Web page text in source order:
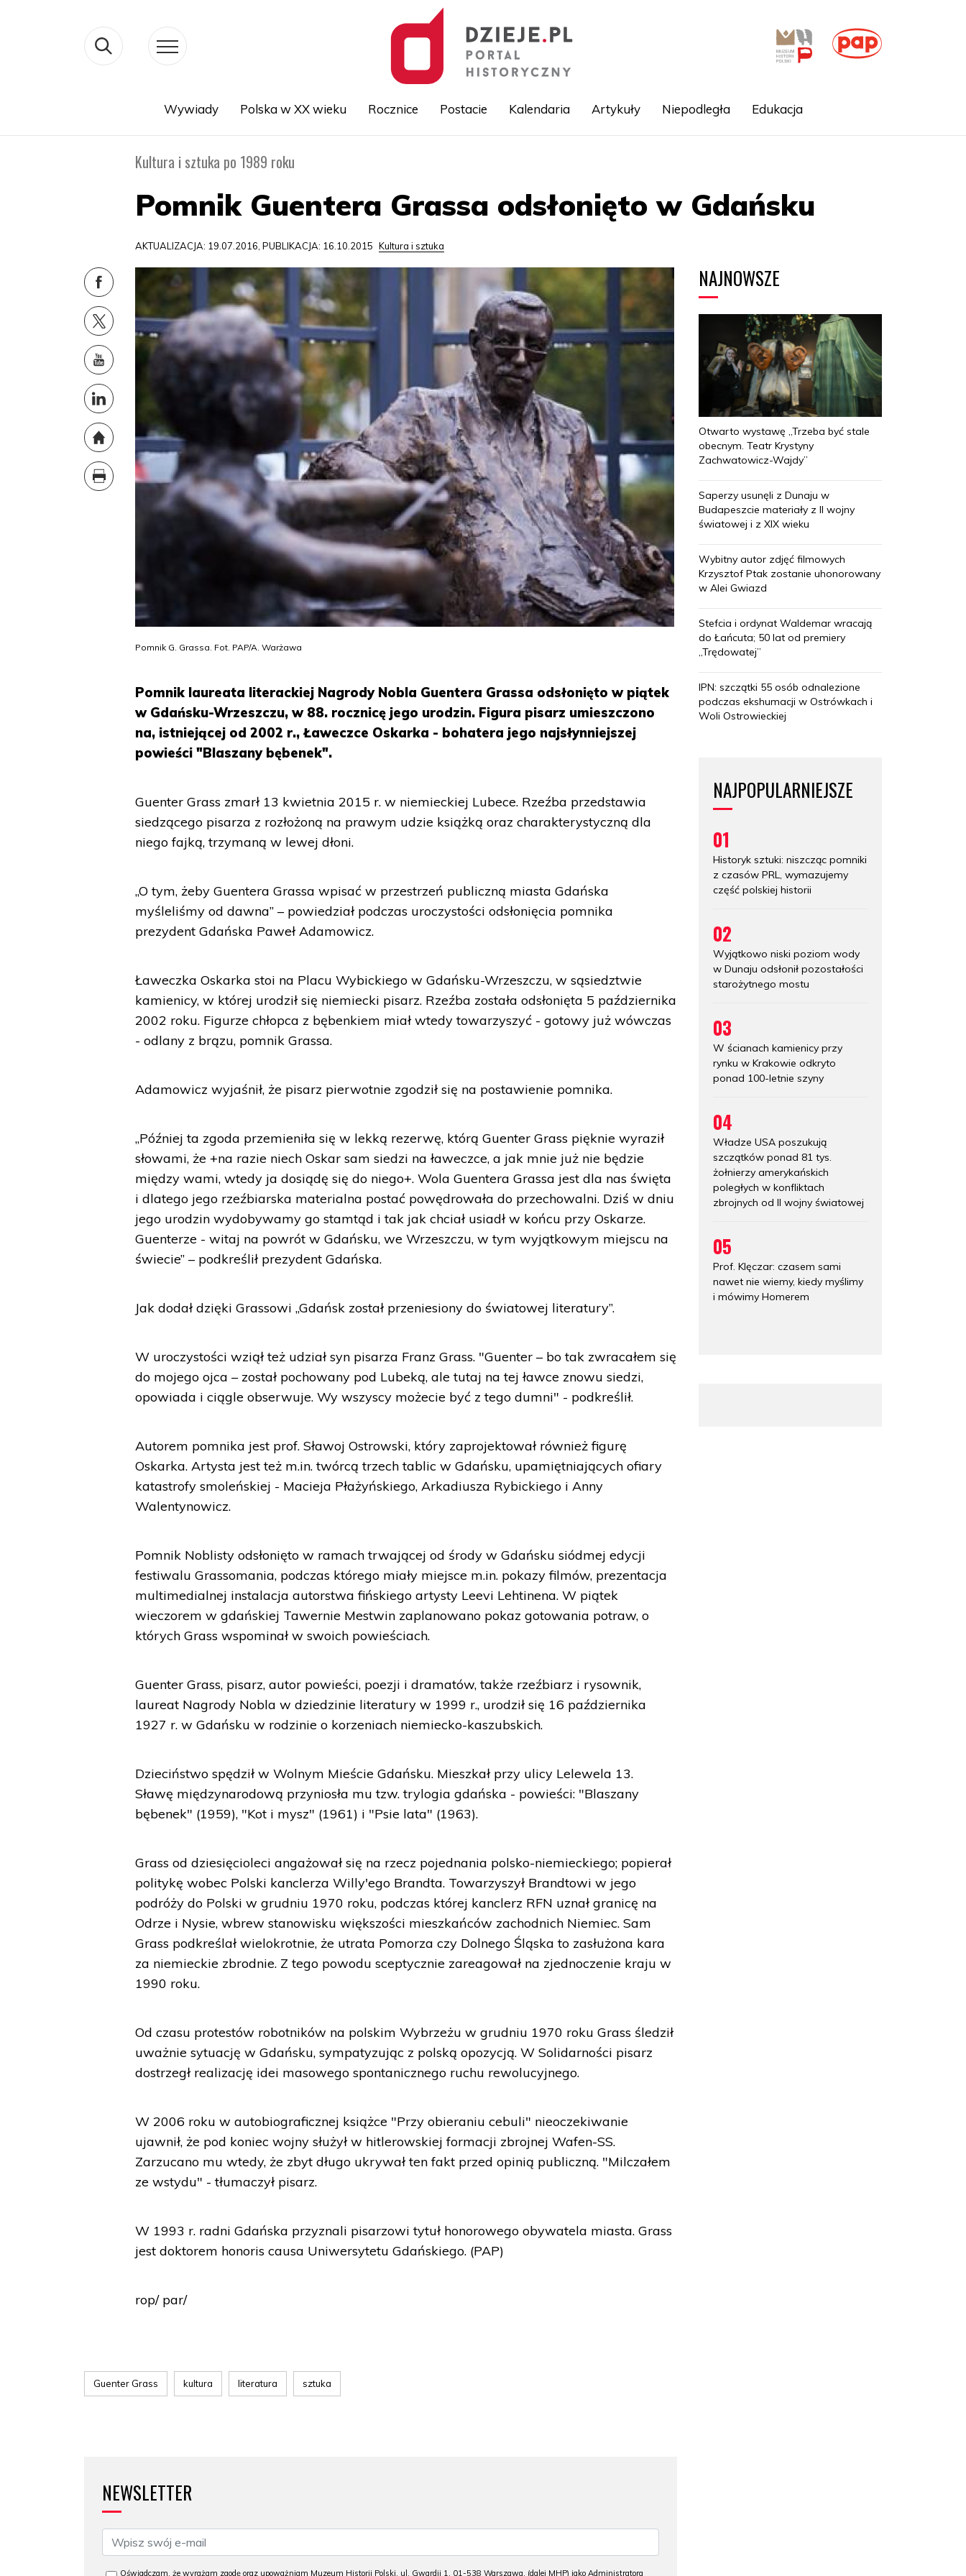
Wywiady Polska w XX wieku Rocznice Postacie Kalendaria Artykuły Niepodległa Edukacja
Kultura i sztuka po 1989 roku
Pomnik Guentera Grassa odsłonięto w Gdańsku
AKTUALIZACJA: 19.07.2016, PUBLIKACJA: 16.10.2015 Kultura i sztuka
Pomnik G. Grassa. Fot. PAP/A. Warżawa
Pomnik laureata literackiej Nagrody Nobla Guentera Grassa odsłonięto w piątek
w Gdańsku-Wrzeszczu, w 88. rocznicę jego urodzin. Figura pisarz umieszczono
na, istniejącej od 2002 r., Ławeczce Oskarka - bohatera jego najsłynniejszej
powieści "Blaszany bębenek".
Guenter Grass zmarł 13 kwietnia 2015 r. w niemieckiej Lubece. Rzeźba przedstawia
siedzącego pisarza z rozłożoną na prawym udzie książką oraz charakterystyczną dla
niego fajką, trzymaną w lewej dłoni.
„O tym, żeby Guentera Grassa wpisać w przestrzeń publiczną miasta Gdańska
myśleliśmy od dawna” – powiedział podczas uroczystości odsłonięcia pomnika
prezydent Gdańska Paweł Adamowicz.
Ławeczka Oskarka stoi na Placu Wybickiego w Gdańsku-Wrzeszczu, w sąsiedztwie
kamienicy, w której urodził się niemiecki pisarz. Rzeźba została odsłonięta 5 października
2002 roku. Figurze chłopca z bębenkiem miał wtedy towarzyszyć - gotowy już wówczas
- odlany z brązu, pomnik Grassa.
Adamowicz wyjaśnił, że pisarz pierwotnie zgodził się na postawienie pomnika.
„Później ta zgoda przemieniła się w lekką rezerwę, którą Guenter Grass pięknie wyraził
słowami, że +na razie niech Oskar sam siedzi na ławeczce, a jak mnie już nie będzie
między wami, wtedy ja dosiądę się do niego+. Wola Guentera Grassa jest dla nas święta
i dlatego jego rzeźbiarska materialna postać powędrowała do przechowalni. Dziś w dniu
jego urodzin wydobywamy go stamtąd i tak jak chciał usiadł w końcu przy Oskarze.
Guenterze - witaj na powrót w Gdańsku, we Wrzeszczu, w tym wyjątkowym miejscu na
świecie” – podkreślił prezydent Gdańska.
Jak dodał dzięki Grassowi „Gdańsk został przeniesiony do światowej literatury”.
W uroczystości wziął też udział syn pisarza Franz Grass. "Guenter – bo tak zwracałem się
do mojego ojca – został pochowany pod Lubeką, ale tutaj na tej ławce znowu siedzi,
opowiada i ciągle obserwuje. Wy wszyscy możecie być z tego dumni" - podkreślił.
Autorem pomnika jest prof. Sławoj Ostrowski, który zaprojektował również figurę
Oskarka. Artysta jest też m.in. twórcą trzech tablic w Gdańsku, upamiętniających ofiary
katastrofy smoleńskiej - Macieja Płażyńskiego, Arkadiusza Rybickiego i Anny
Walentynowicz.
Pomnik Noblisty odsłonięto w ramach trwającej od środy w Gdańsku siódmej edycji
festiwalu Grassomania, podczas którego miały miejsce m.in. pokazy filmów, prezentacja
multimedialnej instalacja autorstwa fińskiego artysty Leevi Lehtinena. W piątek
wieczorem w gdańskiej Tawernie Mestwin zaplanowano pokaz gotowania potraw, o
których Grass wspominał w swoich powieściach.
Guenter Grass, pisarz, autor powieści, poezji i dramatów, także rzeźbiarz i rysownik,
laureat Nagrody Nobla w dziedzinie literatury w 1999 r., urodził się 16 października
1927 r. w Gdańsku w rodzinie o korzeniach niemiecko-kaszubskich.
Dzieciństwo spędził w Wolnym Mieście Gdańsku. Mieszkał przy ulicy Lelewela 13.
Sławę międzynarodową przyniosła mu tzw. trylogia gdańska - powieści: "Blaszany
bębenek" (1959), "Kot i mysz" (1961) i "Psie lata" (1963).
Grass od dziesięcioleci angażował się na rzecz pojednania polsko-niemieckiego; popierał
politykę wobec Polski kanclerza Willy'ego Brandta. Towarzyszył Brandtowi w jego
podróży do Polski w grudniu 1970 roku, podczas której kanclerz RFN uznał granicę na
Odrze i Nysie, wbrew stanowisku większości mieszkańców zachodnich Niemiec. Sam
Grass podkreślał wielokrotnie, że utrata Pomorza czy Dolnego Śląska to zasłużona kara
za niemieckie zbrodnie. Z tego powodu sceptycznie zareagował na zjednoczenie kraju w
1990 roku.
Od czasu protestów robotników na polskim Wybrzeżu w grudniu 1970 roku Grass śledził
uważnie sytuację w Gdańsku, sympatyzując z polską opozycją. W Solidarności pisarz
dostrzegł realizację idei masowego spontanicznego ruchu rewolucyjnego.
W 2006 roku w autobiograficznej książce "Przy obieraniu cebuli" nieoczekiwanie
ujawnił, że pod koniec wojny służył w hitlerowskiej formacji zbrojnej Wafen-SS.
Zarzucano mu wtedy, że zbyt długo ukrywał ten fakt przed opinią publiczną. "Milczałem
ze wstydu" - tłumaczył pisarz.
W 1993 r. radni Gdańska przyznali pisarzowi tytuł honorowego obywatela miasta. Grass
jest doktorem honoris causa Uniwersytetu Gdańskiego. (PAP)
rop/ par/
Guenter Grass kultura literatura sztuka
NEWSLETTER
Oświadczam, że wyrażam zgodę oraz upoważniam Muzeum Historii Polski, ul. Gwardii 1, 01-538 Warszawa, (dalej MHP) jako Administratora
NAJNOWSZE
Otwarto wystawę „Trzeba być stale
obecnym. Teatr Krystyny
Zachwatowicz-Wajdy”
Saperzy usunęli z Dunaju w
Budapeszcie materiały z II wojny
światowej i z XIX wieku
Wybitny autor zdjęć filmowych
Krzysztof Ptak zostanie uhonorowany
w Alei Gwiazd
Stefcia i ordynat Waldemar wracają
do Łańcuta; 50 lat od premiery
„Trędowatej”
IPN: szczątki 55 osób odnalezione
podczas ekshumacji w Ostrówkach i
Woli Ostrowieckiej
NAJPOPULARNIEJSZE
01
Historyk sztuki: niszcząc pomniki
z czasów PRL, wymazujemy
część polskiej historii
02
Wyjątkowo niski poziom wody
w Dunaju odsłonił pozostałości
starożytnego mostu
03
W ścianach kamienicy przy
rynku w Krakowie odkryto
ponad 100-letnie szyny
04
Władze USA poszukują
szczątków ponad 81 tys.
żołnierzy amerykańskich
poległych w konfliktach
zbrojnych od II wojny światowej
05
Prof. Klęczar: czasem sami
nawet nie wiemy, kiedy myślimy
i mówimy Homerem